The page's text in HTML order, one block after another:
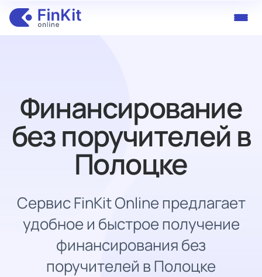
Финансирование
без поручителей в
Полоцке
Сервис FinKit Online предлагает
удобное и быстрое получение
финансирования без
поручителей в Полоцке